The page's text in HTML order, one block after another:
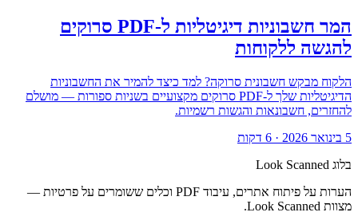
המר חשבוניות דיגיטליות ל-PDF סרוקים
להגשה ללקוחות
הלקוח מבקש חשבונית סרוקה? למד כיצד להמיר את החשבוניות
הדיגיטליות שלך ל-PDF סרוקים מקצועיים בשניות ספורות — מושלם
להחזרים, חשבונאות והגשות רשמיות.
5 בינואר 2026
· 6 דקות
בלוג Look Scanned
הערות על פיתוח אתרים, עיבוד PDF וכלים ששומרים על פרטיות —
מצוות Look Scanned.